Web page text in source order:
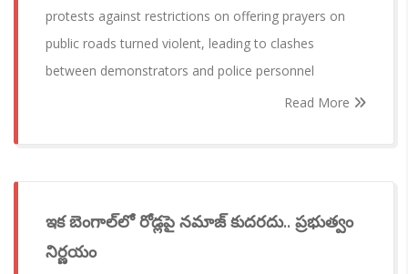
protests against restrictions on offering prayers on
public roads turned violent, leading to clashes
between demonstrators and police personnel
Read More
ఇక బెంగాల్‌లో రోడ్లపై నమాజ్ కుదరదు.. ప్రభుత్వం
నిర్ణయం